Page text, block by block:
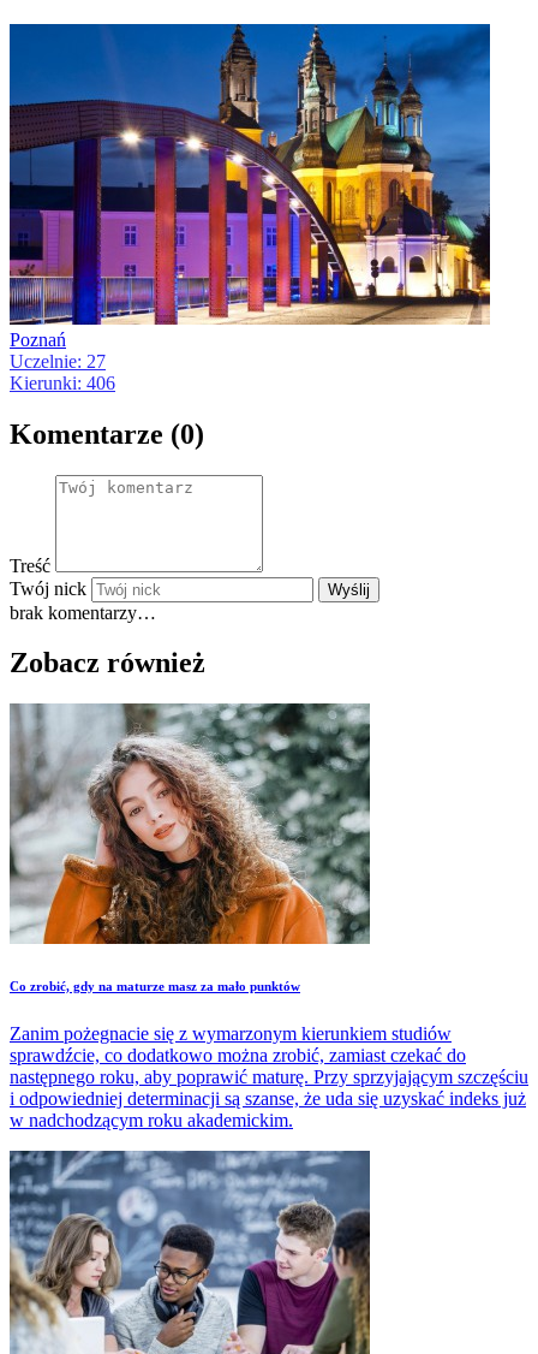
Poznań
Uczelnie: 27
Kierunki: 406
Komentarze (0)
Treść
Twój nick
Wyślij
brak komentarzy…
Zobacz również
Co zrobić, gdy na maturze masz za mało punktów
Zanim pożegnacie się z wymarzonym kierunkiem studiów
sprawdźcie, co dodatkowo można zrobić, zamiast czekać do
następnego roku, aby poprawić maturę. Przy sprzyjającym szczęściu
i odpowiedniej determinacji są szanse, że uda się uzyskać indeks już
w nadchodzącym roku akademickim.